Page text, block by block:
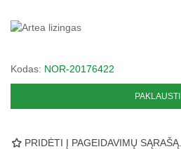
Kodas: NOR-20176422
PAKLAUSTI
PRIDĖTI Į PAGEIDAVIMŲ SĄRAŠĄ.